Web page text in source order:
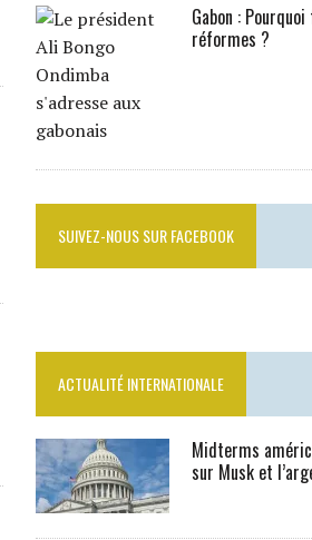
Gabon :
réformes ?
SUIVEZ-NOUS SUR FACEBOOK
ACTUALITÉ INTERNATIONALE
Midterms
sur Musk et